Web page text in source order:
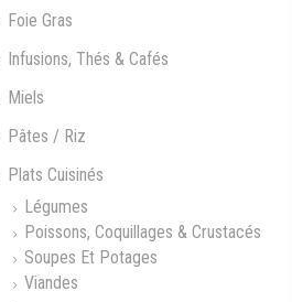
Foie Gras
Infusions, Thés & Cafés
Miels
Pâtes / Riz
Plats Cuisinés
Légumes
Poissons, Coquillages & Crustacés
Soupes Et Potages
Viandes